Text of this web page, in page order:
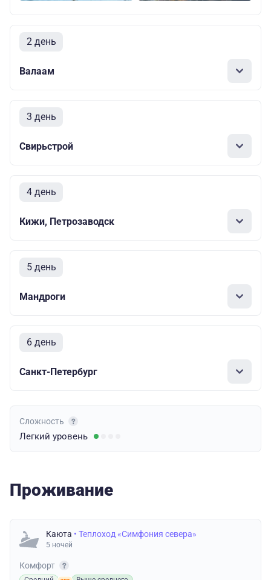
2 день
Валаам
3 день
Свирьстрой
4 день
Кижи, Петрозаводск
5 день
Мандроги
6 день
Санкт-Петербург
Сложность
Легкий уровень
Проживание
Каюта • Теплоход «Симфония севера»
5 ночей
Комфорт